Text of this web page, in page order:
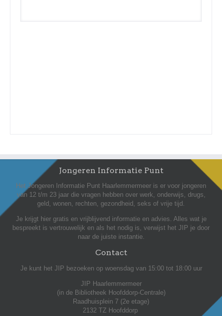
Jongeren Informatie Punt
Het Jongeren Informatie Punt Haarlemmermeer is er voor jongeren
van 12 t/m 23 jaar die vragen hebben over werk, onderwijs, drugs,
geld, wonen, rechten, gezondheid, seks of vrije tijd.
Je krijgt hier gratis en vrijblijvend informatie en advies. Alles wat je
bespreekt is vertrouwelijk en als het nodig is, verwijst het JIP je door
naar de juiste instantie.
Contact
Je kunt het JIP bezoeken op woensdag van 15:00 tot 18:00 uur
JIP Haarlemmermeer
(in de Bibliotheek Hoofddorp-Centrale)
Raadhuisplein 7 (2e etage)
2132 TZ Hoofddorp